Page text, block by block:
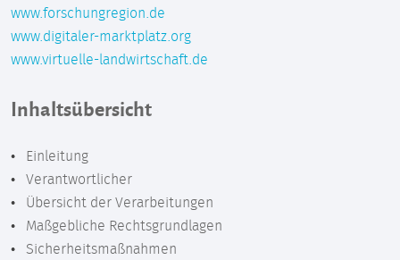
www.forschungregion.de
www.digitaler-marktplatz.org
www.virtuelle-landwirtschaft.de
Inhaltsübersicht
Einleitung
Verantwortlicher
Übersicht der Verarbeitungen
Maßgebliche Rechtsgrundlagen
Sicherheitsmaßnahmen